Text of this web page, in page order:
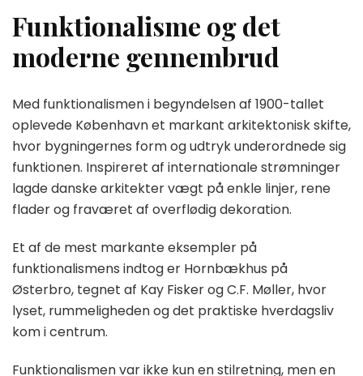
Funktionalisme og det
moderne gennembrud
Med funktionalismen i begyndelsen af 1900-tallet
oplevede København et markant arkitektonisk skifte,
hvor bygningernes form og udtryk underordnede sig
funktionen. Inspireret af internationale strømninger
lagde danske arkitekter vægt på enkle linjer, rene
flader og fraværet af overflødig dekoration.
Et af de mest markante eksempler på
funktionalismens indtog er Hornbækhus på
Østerbro, tegnet af Kay Fisker og C.F. Møller, hvor
lyset, rummeligheden og det praktiske hverdagsliv
kom i centrum.
Funktionalismen var ikke kun en stilretning, men en